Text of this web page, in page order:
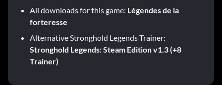
All downloads for this game: Légendes de la
forteresse
Alternative Stronghold Legends Trainer:
Stronghold Legends: Steam Edition v1.3 (+8
Trainer)